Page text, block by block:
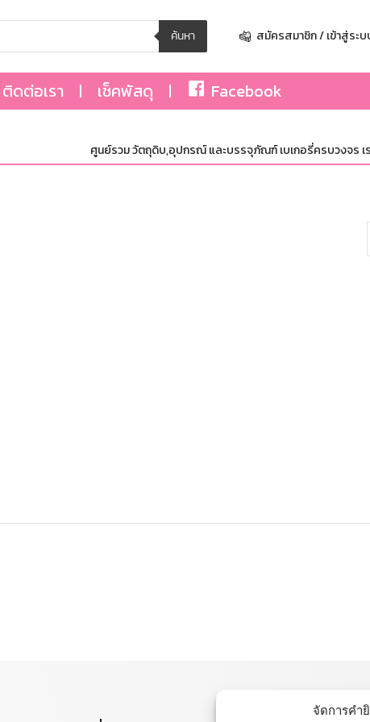
จัดการคำ
ค้นหา สมัครสมาชิก / เข้าสู่ระบ
ติดต่อเรา เช็คพัสดุ Facebook
ศูนย์รวม วัตถุดิบ,อุปกรณ์ และบรรจุภัณฑ์ เบเกอรี่ครบวงจร เ